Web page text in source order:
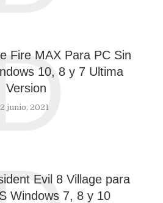
Fire MAX Para PC Sin
10, 8 y 7 Ultima
Version
junio, 2021
Evil 8 Village para
Windows 7, 8 y 10